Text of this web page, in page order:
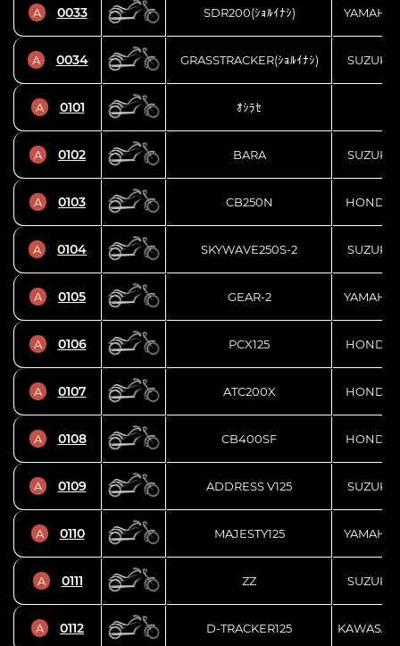
A 0033 SDR200(ｼｮﾙｲﾅｼ) YAMAHA
A 0034 GRASSTRACKER(ｼｮﾙｲﾅｼ) SUZUKI
A 0101 ｵｼﾗｾ
A 0102 BARA SUZUKI
A 0103 CB250N HONDA
A 0104 SKYWAVE250S-2 SUZUKI
A 0105 GEAR-2 YAMAHA
A 0106 PCX125 HONDA
A 0107 ATC200X HONDA
A 0108 CB400SF HONDA
A 0109 ADDRESS V125 SUZUKI
A 0110 MAJESTY125 YAMAHA
A 0111 ZZ SUZUKI
A 0112 D-TRACKER125 KAWASAKI